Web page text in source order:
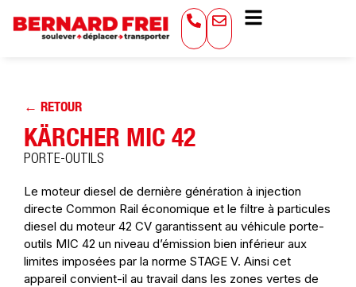
← RETOUR
KÄRCHER MIC 42
PORTE-OUTILS
Le moteur diesel de dernière génération à injection
directe Common Rail économique et le filtre à particules
diesel du moteur 42 CV garantissent au véhicule porte-
outils MIC 42 un niveau d’émission bien inférieur aux
limites imposées par la norme STAGE V. Ainsi cet
appareil convient-il au travail dans les zones vertes de